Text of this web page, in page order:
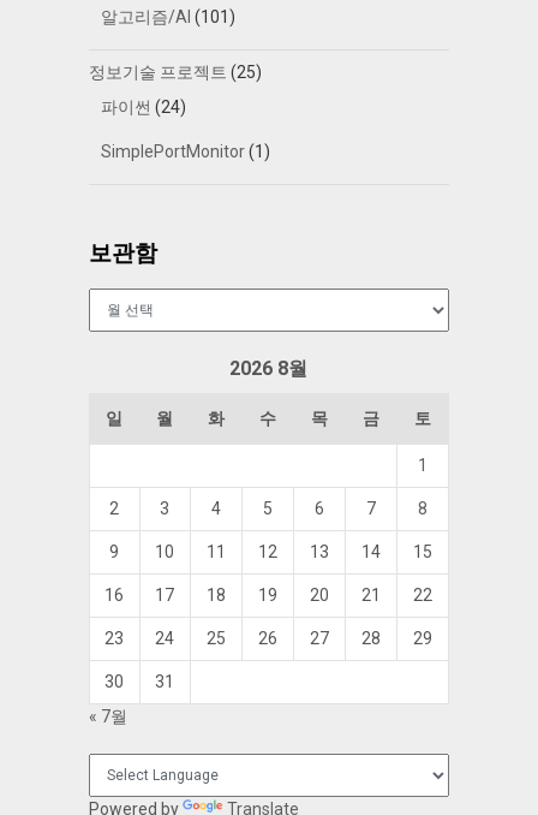
알고리즘/AI (101)
정보기술 프로젝트 (25)
파이썬 (24)
SimplePortMonitor(1)
보관함
2026 8월
일 월 화 수 목 금 토
1
2 3 4 5 6 7 8
9 10 11 12 13 14 15
16 17 18 19 20 21 22
23 24 25 26 27 28 29
30
31
« 7월
Powered by Translate